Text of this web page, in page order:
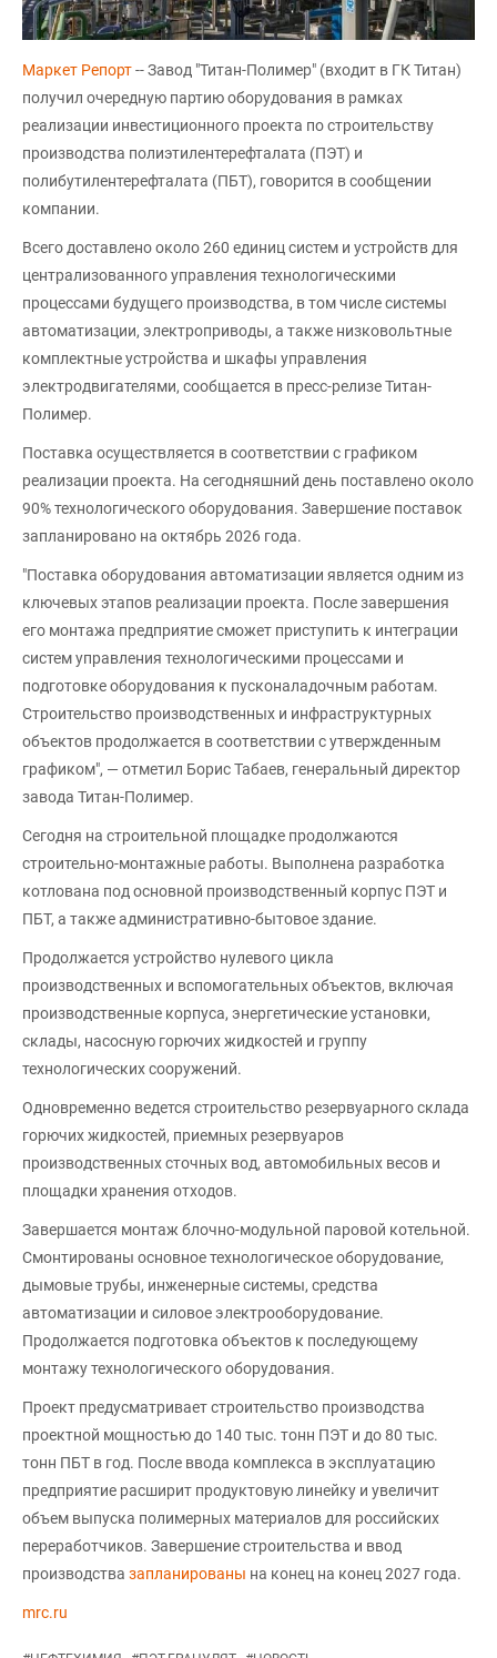
Маркет Репорт-- Завод "Титан-Полимер" (входит в ГК Титан)
получил очередную партию оборудования в рамках
реализации инвестиционного проекта по строительству
производства полиэтилентерефталата (ПЭТ) и
полибутилентерефталата (ПБТ), говорится в сообщении
компании.
Всего доставлено около 260 единиц систем и устройств для
централизованного управления технологическими
процессами будущего производства, в том числе системы
автоматизации, электроприводы, а также низковольтные
комплектные устройства и шкафы управления
электродвигателями, сообщается в пресс-релизе Титан-
Полимер.
Поставка осуществляется в соответствии с графиком
реализации проекта. На сегодняшний день поставлено около
90% технологического оборудования. Завершение поставок
запланировано на октябрь 2026 года.
"Поставка оборудования автоматизации является одним из
ключевых этапов реализации проекта. После завершения
его монтажа предприятие сможет приступить к интеграции
систем управления технологическими процессами и
подготовке оборудования к пусконаладочным работам.
Строительство производственных и инфраструктурных
объектов продолжается в соответствии с утвержденным
графиком", — отметил Борис Табаев, генеральный директор
завода Титан-Полимер.
Сегодня на строительной площадке продолжаются
строительно-монтажные работы. Выполнена разработка
котлована под основной производственный корпус ПЭТ и
ПБТ, а также административно-бытовое здание.
Продолжается устройство нулевого цикла
производственных и вспомогательных объектов, включая
производственные корпуса, энергетические установки,
склады, насосную горючих жидкостей и группу
технологических сооружений.
Одновременно ведется строительство резервуарного склада
горючих жидкостей, приемных резервуаров
производственных сточных вод, автомобильных весов и
площадки хранения отходов.
Завершается монтаж блочно-модульной паровой котельной.
Смонтированы основное технологическое оборудование,
дымовые трубы, инженерные системы, средства
автоматизации и силовое электрооборудование.
Продолжается подготовка объектов к последующему
монтажу технологического оборудования.
Проект предусматривает строительство производства
проектной мощностью до 140 тыс. тонн ПЭТ и до 80 тыс.
тонн ПБТ в год. После ввода комплекса в эксплуатацию
предприятие расширит продуктовую линейку и увеличит
объем выпуска полимерных материалов для российских
переработчиков. Завершение строительства и ввод
производства запланированы на конец на конец 2027 года.
mrc.ru